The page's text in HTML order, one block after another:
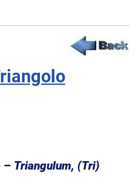
– Triangulum, (Tri)